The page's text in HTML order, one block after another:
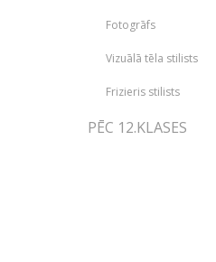
Fotogrāfs
Vizuālā tēla stilists
Frizieris stilists
PĒC 12.KLASES